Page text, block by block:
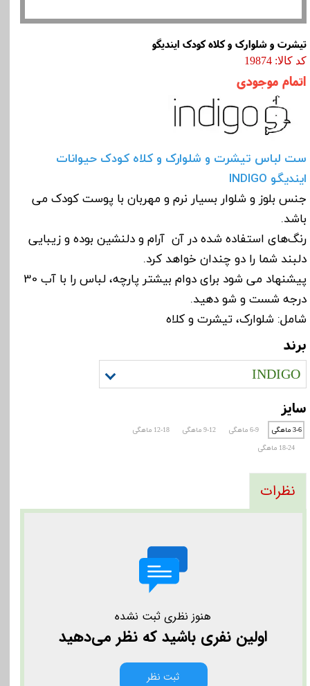
تیشرت و شلوارک و کلاه کودک ایندیگو
کد کالا: 19874
اتمام موجودی
ست لباس تیشرت و شلوارک و کلاه کودک حیوانات
ایندیگو INDIGO
جنس بلوز و شلوار بسیار نرم و مهربان با پوست کودک می
باشد.
رنگ‌های استفاده شده در آن آرام و دلنشین بوده و زیبایی
دلبند شما را دو چندان خواهد کرد.
پیشنهاد می شود برای دوام بیشتر پارچه، لباس را با آب 30
درجه شست و شو دهید.
شامل: شلوارک، تیشرت و کلاه
برند
INDIGO
سایز
3-6 ماهگی 6-9 ماهگی 9-12 ماهگی
12-18 ماهگی
18-24 ماهگی
نظرات
هنوز نظری ثبت نشده
اولین نفری باشید که نظر می‌دهید
ثبت نظر